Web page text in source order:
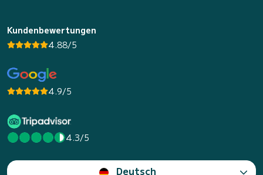
Kundenbewertungen
4.88/5
4.9/5
4.3/5
Deutsch